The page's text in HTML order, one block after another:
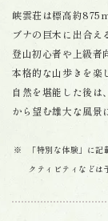
峡雲荘は標高約
ブナの巨木に出合え
登山初心者や上級者
本格的な山歩きを楽
自然を堪能した後は
から望む雄大な風景
「特別な体験」に
クティビティなどは